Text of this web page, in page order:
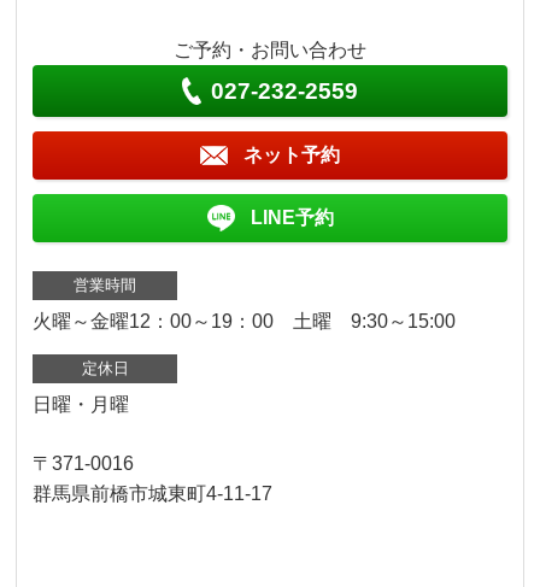
ご予約・お問い合わせ
027-232-2559
ネット予約
LINE予約
営業時間
火曜～金曜12：00～19：00 土曜 9:30～15:00
定休日
日曜・月曜
〒371-0016
群馬県前橋市城東町4-11-17